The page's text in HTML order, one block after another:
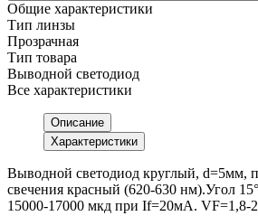
Общие характеристики
Тип линзы
Прозрачная
Тип товара
Выводной светодиод
Все характеристики
Описание
Характеристики
Выводной светодиод круглый, d=5мм,
свечения красный (620-630 нм).Угол
15000-17000 мкд при If=20мА. VF=1,8-